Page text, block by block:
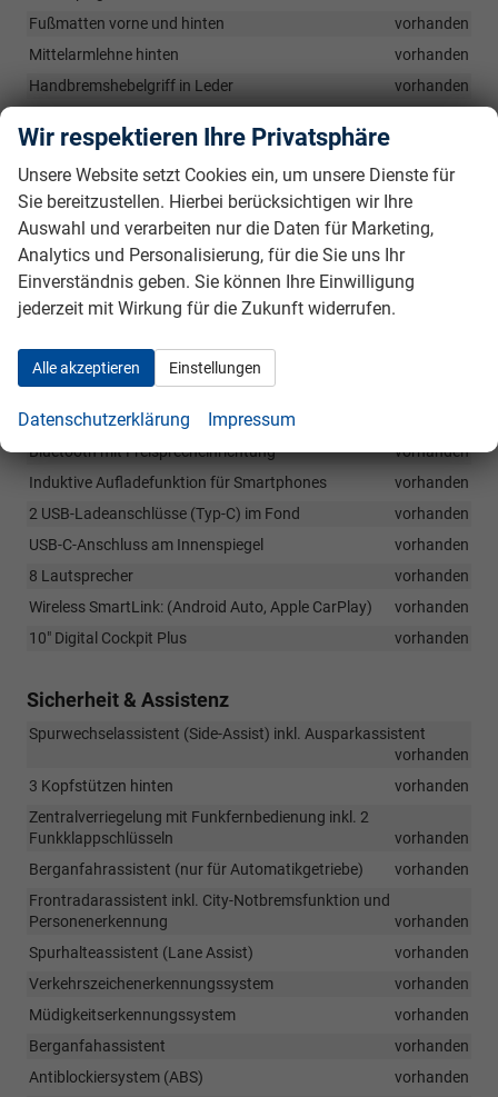
Fußmatten vorne und hinten
vorhanden
Mittelarmlehne hinten
vorhanden
Handbremshebelgriff in Leder
vorhanden
Fahrprofilauswahl
Dachhimmel hellgrau
vorhanden
Pedalerie in Edelstahl-Optik
vorhanden
Infotainment & Kommunikation
2x USB-Anschluss (Typ-C) vorn
8" Infotainmentsystem mit Multitouch-Display
Digitaler Radioempfang (DAB+)
Bluetooth mit Freisprecheinrichtung
vorhanden
Induktive Aufladefunktion für Smartphones
vorhanden
2 USB-Ladeanschlüsse (Typ-C) im Fond
vorhanden
USB-C-Anschluss am Innenspiegel
vorhanden
8 Lautsprecher
vorhanden
Wireless SmartLink: (Android Auto, Apple CarPlay)
vorhanden
10" Digital Cockpit Plus
vorhanden
Sicherheit & Assistenz
Spurwechselassistent (Side-Assist) inkl. Ausparkassistent
vorhanden
3 Kopfstützen hinten
vorhanden
Zentralverriegelung mit Funkfernbedienung inkl. 2
Funkklappschlüsseln
vorhanden
Berganfahrassistent (nur für Automatikgetriebe)
vorhanden
Frontradarassistent inkl. City-Notbremsfunktion und
Personenerkennung
vorhanden
Spurhalteassistent (Lane Assist)
vorhanden
Verkehrszeichenerkennungssystem
vorhanden
Müdigkeitserkennungssystem
vorhanden
Berganfahassistent
vorhanden
Antiblockiersystem (ABS)
vorhanden
Wir respektieren Ihre Privatsphäre
Unsere Website setzt Cookies ein, um unsere Dienste für
Sie bereitzustellen. Hierbei berücksichtigen wir Ihre
Auswahl und verarbeiten nur die Daten für Marketing,
Analytics und Personalisierung, für die Sie uns Ihr
Einverständnis geben. Sie können Ihre Einwilligung
jederzeit mit Wirkung für die Zukunft widerrufen.
Alle akzeptieren Einstellungen
Datenschutzerklärung Impressum